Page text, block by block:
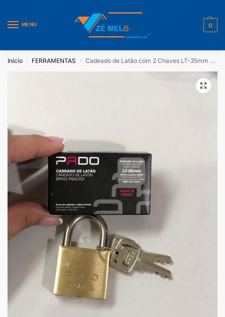
MENU 0
Início / FERRAMENTAS / Cadeado de Latão com 2 Chaves LT-35mm Pado